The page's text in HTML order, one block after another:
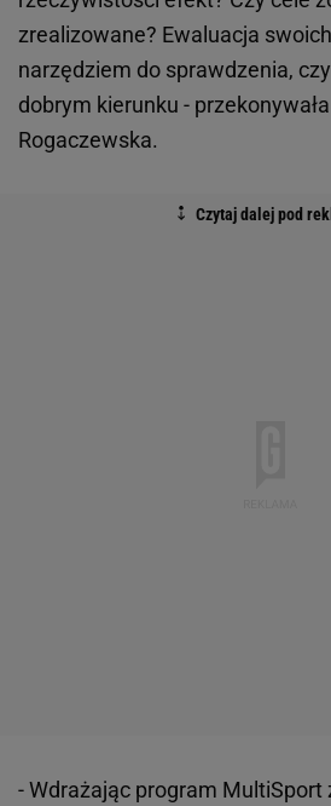
zrealizowane? Ewaluacja
narzędziem do sprawdzenia,
dobrym kierunku -
Rogaczewska.
- Wdrażając program MultiSport